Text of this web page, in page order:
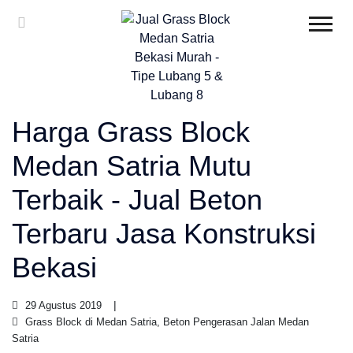
Harga Grass Block
Medan Satria Mutu
Terbaik - Jual Beton
Terbaru Jasa Konstruksi
Bekasi
29 Agustus 2019
Grass Block di Medan Satria, Beton Pengerasan Jalan Medan
Satria